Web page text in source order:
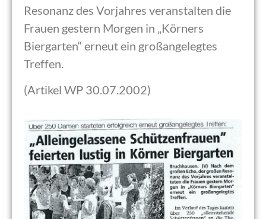
Resonanz des Vorjahres veranstalten die
Frauen gestern Morgen in „Körners
Biergarten“ erneut ein großangelegtes
Treffen.
(Artikel WP 30.07.2002)